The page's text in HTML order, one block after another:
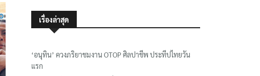
เรื่องล่าสุด
‘อนุทิน’ ควงภริยาชมงาน OTOP ศิลปาชีพ ประทีปไทยวัน
แรก